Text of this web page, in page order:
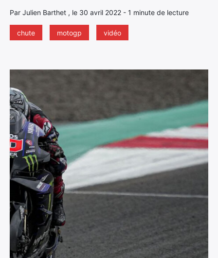
Par Julien Barthet , le 30 avril 2022 - 1 minute de lecture
chute motogp vidéo